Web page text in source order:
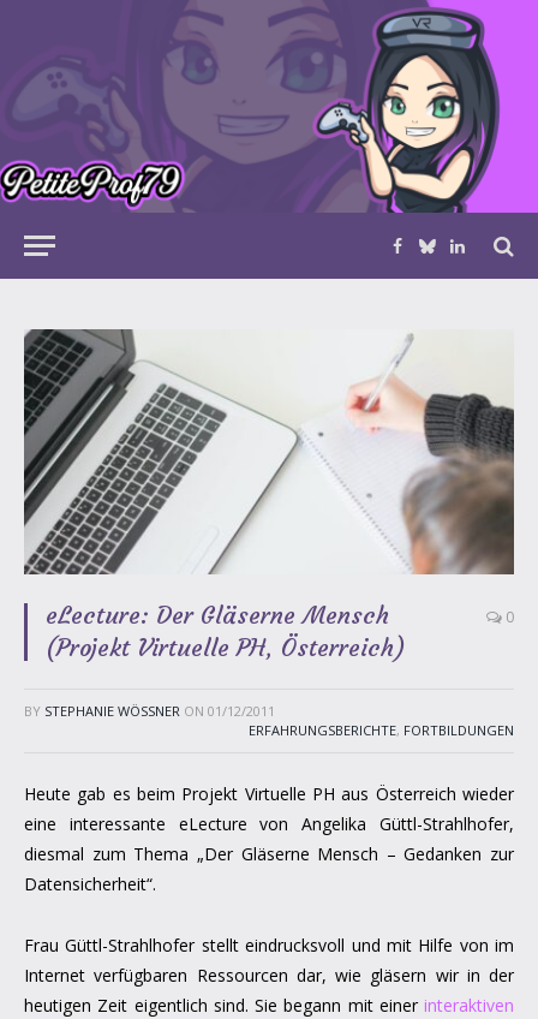
Facebook
BlueskyLinkedIn
eLecture: Der Gläserne Mensch
(Projekt Virtuelle PH, Österreich)
0
BY STEPHANIE WÖSSNER ON 01/12/2011
ERFAHRUNGSBERICHTE, FORTBILDUNGEN
Heute gab es beim Projekt Virtuelle PH aus Österreich wieder
eine interessante eLecture von Angelika Güttl-Strahlhofer,
diesmal zum Thema „Der Gläserne Mensch – Gedanken zur
Datensicherheit“.
Frau Güttl-Strahlhofer stellt eindrucksvoll und mit Hilfe von im
Internet verfügbaren Ressourcen dar, wie gläsern wir in der
heutigen Zeit eigentlich sind. Sie begann mit einer interaktiven